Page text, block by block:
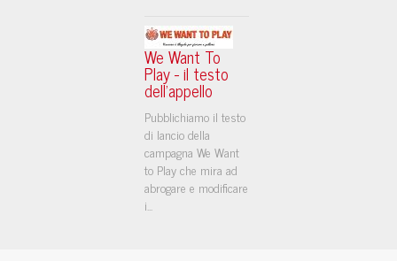
We Want To
Play - il testo
dell'appello
Pubblichiamo il testo
di lancio della
campagna We Want
to Play che mira ad
abrogare e modificare
i...